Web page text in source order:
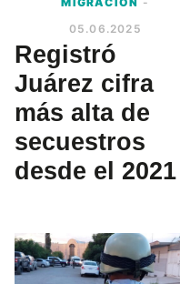
05.06.2025
Registró
Juárez cifra
más alta de
secuestros
desde el 2021